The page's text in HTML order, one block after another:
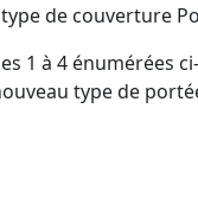
de couverture
1 à 4 énumérées
type de